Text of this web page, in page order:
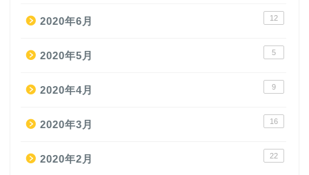
2020年6月 12
2020年5月 5
2020年4月 9
2020年3月 16
2020年2月 22